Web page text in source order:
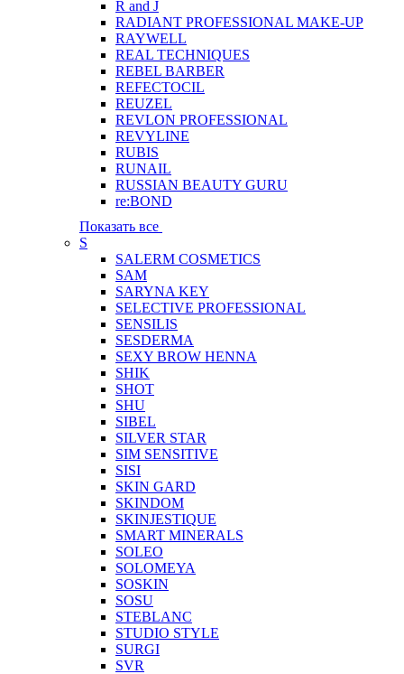
R and J
RADIANT PROFESSIONAL MAKE-UP
RAYWELL
REAL TECHNIQUES
REBEL BARBER
REFECTOCIL
REUZEL
REVLON PROFESSIONAL
REVYLINE
RUBIS
RUNAIL
RUSSIAN BEAUTY GURU
re:BOND
Показать все
S
SALERM COSMETICS
SAM
SARYNA KEY
SELECTIVE PROFESSIONAL
SENSILIS
SESDERMA
SEXY BROW HENNA
SHIK
SHOT
SHU
SIBEL
SILVER STAR
SIM SENSITIVE
SISI
SKIN GARD
SKINDOM
SKINJESTIQUE
SMART MINERALS
SOLEO
SOLOMEYA
SOSKIN
SOSU
STEBLANC
STUDIO STYLE
SURGI
SVR